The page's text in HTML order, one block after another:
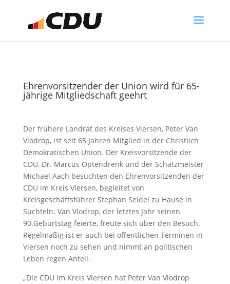
Ehrenvorsitzender der Union wird für 65-
jährige Mitgliedschaft geehrt
Der frühere Landrat des Kreises Viersen, Peter Van
Vlodrop, ist seit 65 Jahren Mitglied in der Christlich
Demokratischen Union. Der Kreisvorsitzende der
CDU, Dr. Marcus Optendrenk und der Schatzmeister
Michael Aach besuchten den Ehrenvorsitzenden der
CDU im Kreis Viersen, begleitet von
Kreisgeschäftsführer Stephan Seidel zu Hause in
Süchteln. Van Vlodrop, der letztes Jahr seinen
90.Geburtstag feierte, freute sich über den Besuch.
Regelmäßig ist er auch bei öffentlichen Terminen in
Viersen noch zu sehen und nimmt an politischen
Leben regen Anteil.
„Die CDU im Kreis Viersen hat Peter Van Vlodrop